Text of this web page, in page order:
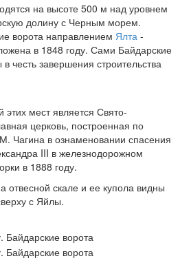
на высоте 500 м над уровнем
долину с Черным морем.
ворота направлением Ялта -
в 1848 году. Сами Байдарские
честь завершения строительства
мест является Свято-
церковь, построенная по
Чагина в ознаменовании спасения
III в железнодорожном
в 1888 году.
отвесной скале и ее купола видны
с Яйлы.